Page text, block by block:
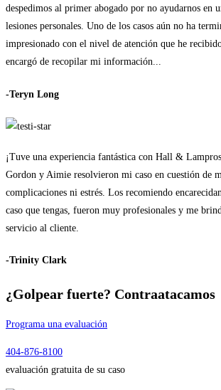
despedimos al primer abogado por no ayudarnos en
lesiones personales. Uno de los casos aún no ha
impresionado con el nivel de atención que he
encargó de recopilar mi información...
-Teryn Long
¡Tuve una experiencia fantástica con Hall &
Gordon y Aimie resolvieron mi caso en cuestión de
complicaciones ni estrés. Los recomiendo
caso que tengas, fueron muy profesionales y me
servicio al cliente.
-Trinity Clark
¿Golpear fuerte? Contraatacamos
Programa una evaluación
404-876-8100
evaluación gratuita de su caso